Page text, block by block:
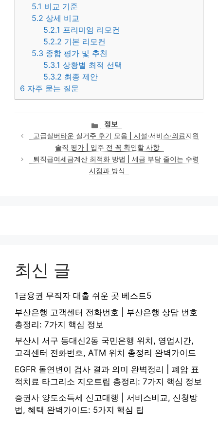
5.1 비교 기준
5.2 상세 비교
5.2.1 프리미엄 리모컨
5.2.2 기본 리모컨
5.3 종합 평가 및 추천
5.3.1 상황별 최적 선택
5.3.2 최종 제안
6 자주 묻는 질문
카
테
고
리
정보
고급실버타운 실거주 후기 모음 | 시설·서비스·의료지원
솔직 평가 | 입주 전 꼭 확인할 사항
퇴직급여세금계산 최적화 방법 | 세금 부담 줄이는 수령
시점과 방식
최신 글
1금융권 무직자 대출 쉬운 곳 베스트5
부산은행 고객센터 전화번호 | 부산은행 상담 번호
총정리: 7가지 핵심 정보
부산시 서구 동대신2동 국민은행 위치, 영업시간,
고객센터 전화번호, ATM 위치 총정리 완벽가이드
EGFR 돌연변이 검사 결과 의미 완벽정리 | 폐암 표
적치료 타그리소 지오트립 총정리: 7가지 핵심 정보
증권사 양도소득세 신고대행 | 서비스비교, 신청방
법, 혜택 완벽가이드: 5가지 핵심 팁